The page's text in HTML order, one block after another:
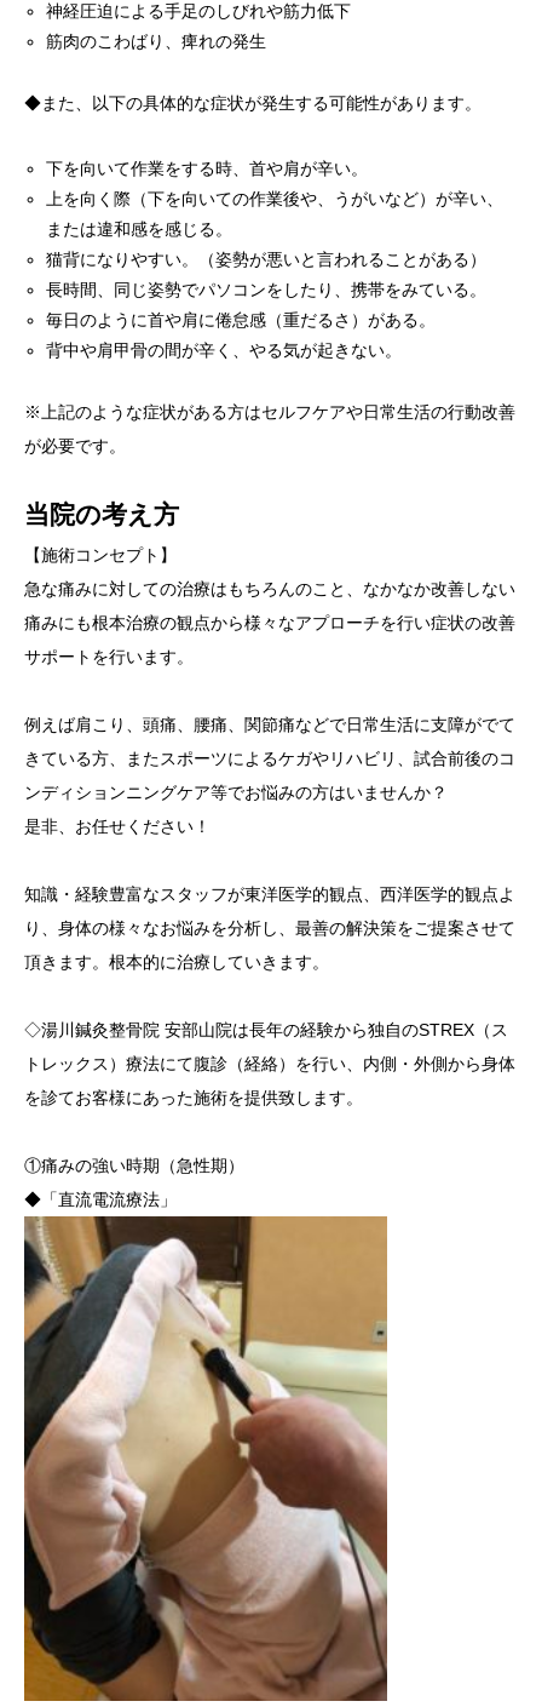
神経圧迫による手足のしびれや筋力低下
筋肉のこわばり、痺れの発生
◆また、以下の具体的な症状が発生する可能性があります。
下を向いて作業をする時、首や肩が辛い。
上を向く際（下を向いての作業後や、うがいなど）が辛い、
または違和感を感じる。
猫背になりやすい。（姿勢が悪いと言われることがある）
長時間、同じ姿勢でパソコンをしたり、携帯をみている。
毎日のように首や肩に倦怠感（重だるさ）がある。
背中や肩甲骨の間が辛く、やる気が起きない。
※上記のような症状がある方はセルフケアや日常生活の行動改善
が必要です。
当院の考え方
【施術コンセプト】
急な痛みに対しての治療はもちろんのこと、なかなか改善しない
痛みにも根本治療の観点から様々なアプローチを行い症状の改善
サポートを行います。
例えば肩こり、頭痛、腰痛、関節痛などで日常生活に支障がでて
きている方、またスポーツによるケガやリハビリ、試合前後のコ
ンディションニングケア等でお悩みの方はいませんか？
是非、お任せください！
知識・経験豊富なスタッフが東洋医学的観点、西洋医学的観点よ
り、身体の様々なお悩みを分析し、最善の解決策をご提案させて
頂きます。根本的に治療していきます。
◇湯川鍼灸整骨院 安部山院は長年の経験から独自のSTREX（ス
トレックス）療法にて腹診（経絡）を行い、内側・外側から身体
を診てお客様にあった施術を提供致します。
①痛みの強い時期（急性期）
◆「直流電流療法」